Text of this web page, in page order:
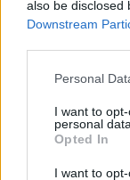
also be disclosed
Downstream
Please note that
not limited to
grant or deny
use your data for
consent section.
Personal
I want to
personal data.
Opted In
I want to